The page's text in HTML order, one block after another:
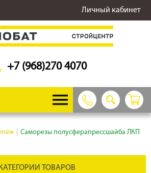
Личный кабинет
+7 (968)270 4070
Саморезы полусферапрессшайба ЛКП
КАТЕГОРИИ ТОВАРОВ